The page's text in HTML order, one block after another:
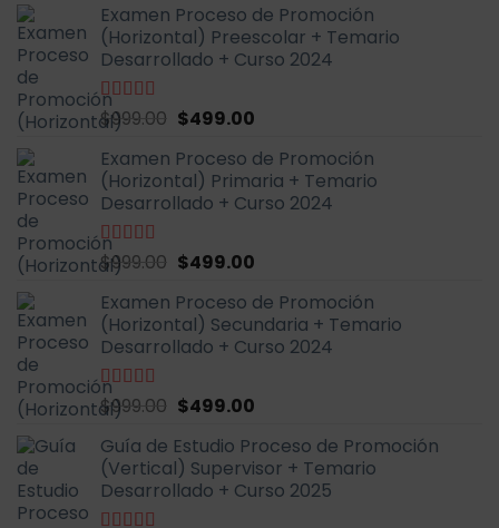
5
original
era:
$999.00.
actual
es:
$499.00.
Examen Proceso de Promoción
(Horizontal) Preescolar + Temario
Desarrollado + Curso 2024
Valorado
con
5
$999.00 El
original
era:
$999.00.
$499.00El
actual
es:
$499.00.
Examen Proceso de Promoción
(Horizontal) Primaria + Temario
Desarrollado + Curso 2024
Valorado
con
5
$999.00 El
original
era:
$999.00.
$499.00El
actual
es:
$499.00.
Examen Proceso de Promoción
(Horizontal) Secundaria + Temario
Desarrollado + Curso 2024
Valorado
con
5
$999.00 El
original
era:
$999.00.
$499.00El
actual
es:
$499.00.
Guía de Estudio Proceso de Promoción
(Vertical) Supervisor + Temario
Desarrollado + Curso 2025